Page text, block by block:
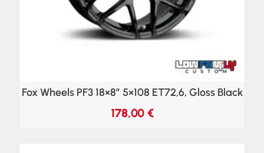
Fox Wheels PF3 18×8″ 5×108 ET72,6, Gloss Black
178,00 €